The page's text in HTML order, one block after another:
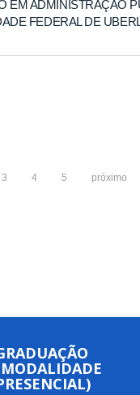
EM ADMINISTRAÇÃO
FEDERAL DE
3 4 5 próximo